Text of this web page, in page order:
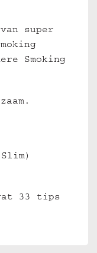
super
Smoking
33 tips